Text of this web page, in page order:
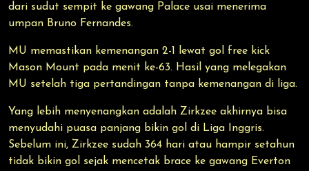
dari sudut sempit ke gawang Palace usai menerima
umpan Bruno Fernandes.
MU memastikan kemenangan 2-1 lewat gol free kick
Mason Mount pada menit ke-63. Hasil yang melegakan
MU setelah tiga pertandingan tanpa kemenangan di liga.
Yang lebih menyenangkan adalah Zirkzee akhirnya bisa
menyudahi puasa panjang bikin gol di Liga Inggris.
Sebelum ini, Zirkzee sudah 364 hari atau hampir setahun
tidak bikin gol sejak mencetak brace ke gawang Everton